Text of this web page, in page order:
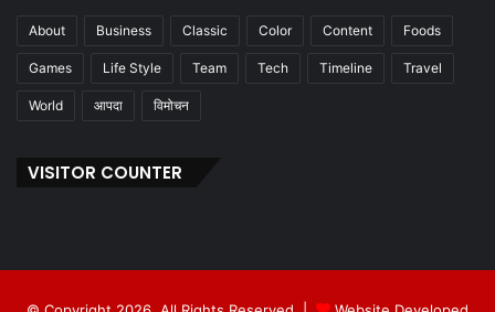
About Business Classic Color Content Foods
Games Life Style Team Tech Timeline Travel
World आपदा विमोचन
VISITOR COUNTER